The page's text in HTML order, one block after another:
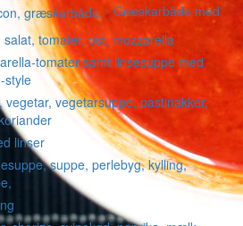
Græskarbåde med
tomater samt linsesuppe med
style
linser